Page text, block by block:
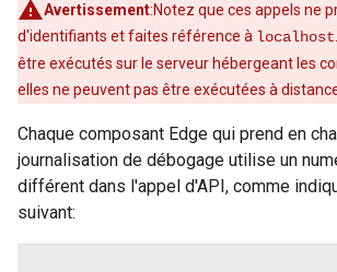
Avertissement:Notez que ces appels ne
d'identifiants et faites référence à localhost
être exécutés sur le serveur hébergeant les
elles ne peuvent pas être exécutées à
Chaque composant Edge qui prend en
journalisation de débogage utilise un
différent dans l'appel d'API, comme
suivant: